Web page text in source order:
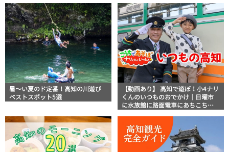
説！
暑～い夏のド定番！高知の川遊び
ベストスポット5選
【動画あり】 高知で遊ぼ！小4ナリ
くんのいつものおでかけ｜日曜市
に水族館に路面電車にあちこち巡